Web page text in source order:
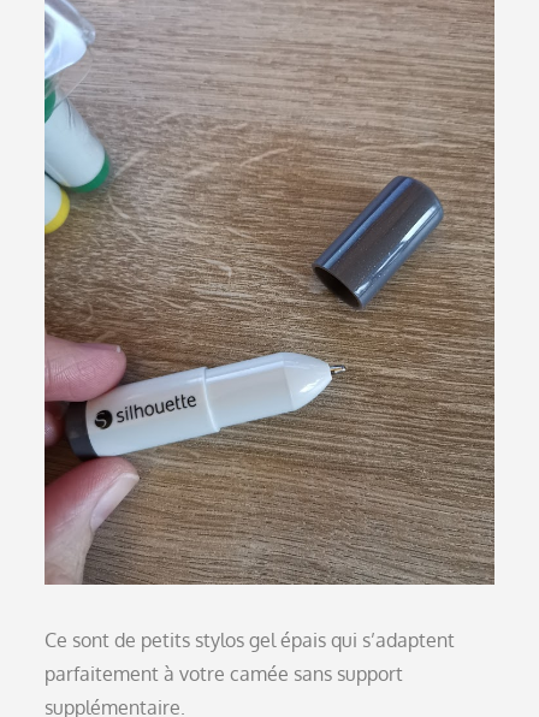
Ce sont de petits stylos gel épais qui s’adaptent
parfaitement à votre camée sans support
supplémentaire.